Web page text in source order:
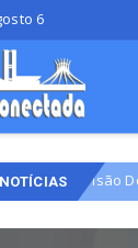
6
Definitiva